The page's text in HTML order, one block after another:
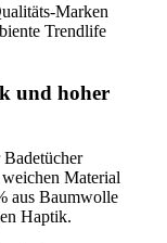
Marken
Trendlife
und hoher
Material
aus Baumwolle
Haptik.